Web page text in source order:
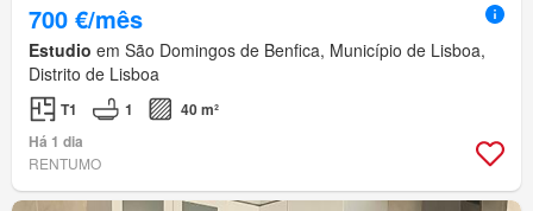
700 €/mês
Estudio em São Domingos de Benfica, Município de Lisboa,
Distrito de Lisboa
T1 1
40 m²
Há 1 dia
RENTUMO